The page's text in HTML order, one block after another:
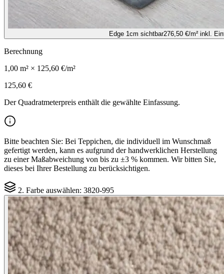
Edge 1cm sichtbar276,50 €/m² inkl.
Berechnung
1,00 m² × 125,60 €/m²
125,60 €
Der Quadratmeterpreis enthält die gewählte Einfassung.
Bitte beachten Sie: Bei Teppichen, die individuell im Wunschmaß
gefertigt werden, kann es aufgrund der handwerklichen Herstellung
zu einer Maßabweichung von bis zu ±3 % kommen. Wir bitten Sie,
dieses bei Ihrer Bestellung zu berücksichtigen.
2. Farbe auswählen: 3820-995